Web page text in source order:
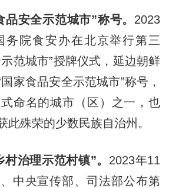
品安全示范城市”称号。 2023
务院食安办在北京举行第三
范城市”授牌仪式，延边朝鲜
家食品安全示范城市”称号，
命名的城市（区）之一，也
此殊荣的少数民族自治州。
治理示范村镇”。 2023年11
中央宣传部、司法部公布第